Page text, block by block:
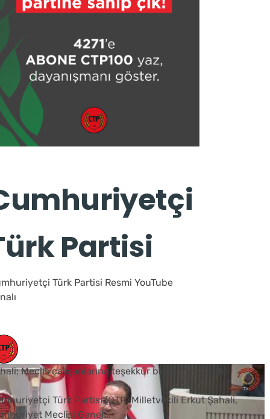
Partisi
Türk Partisi Resmi YouTube
Meclis çalışanlarına teşekkür borcumuz vardır
Türk Partisi (CTP) Milletvekili Erkut Şahali,
Meclisi Genel...